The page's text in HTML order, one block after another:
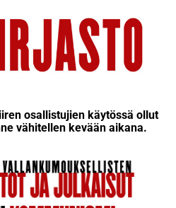
osallistujien käytössä ollut
vähitellen kevään aikana.